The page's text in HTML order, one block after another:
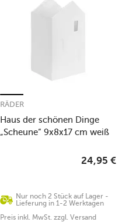
Haus der schönen Dinge
„Scheune“ 9x8x17 cm weiß
RÄDER
Nur noch 2 Stück auf Lager -
Lieferung in 1-2 Werktagen
24,95 €
Preis inkl. MwSt. zzgl. Versand